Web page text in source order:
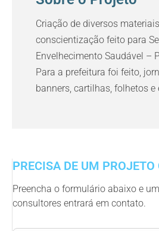
Criação de diversos
conscientização feito para
Envelhecimento Saudável –
Para a prefeitura foi feito,
banners, cartilhas, folhetos e
PRECISA DE UM PROJETO
Preencha o formulário abaixo e
consultores entrará em contato.